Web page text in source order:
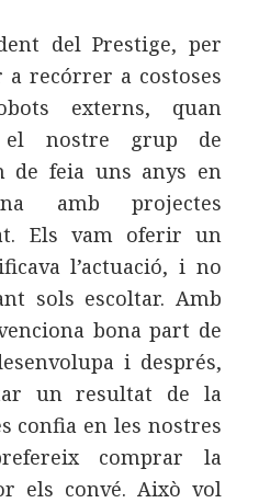
del Prestige, per
a recórrer a costoses
externs, quan
el nostre grup de
de feia uns anys en
amb projectes
Els vam oferir un
l’actuació, i no
sols escoltar. Amb
bona part de
i després,
un resultat de la
confia en les nostres
comprar la
els convé. Això vol